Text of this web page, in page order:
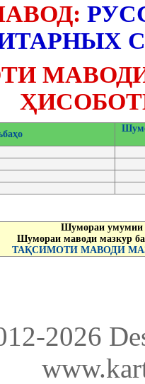
Шумораи умумии
Шумораи маводи мазкур
ТАҚСИМОТИ МАВОДИ
2026